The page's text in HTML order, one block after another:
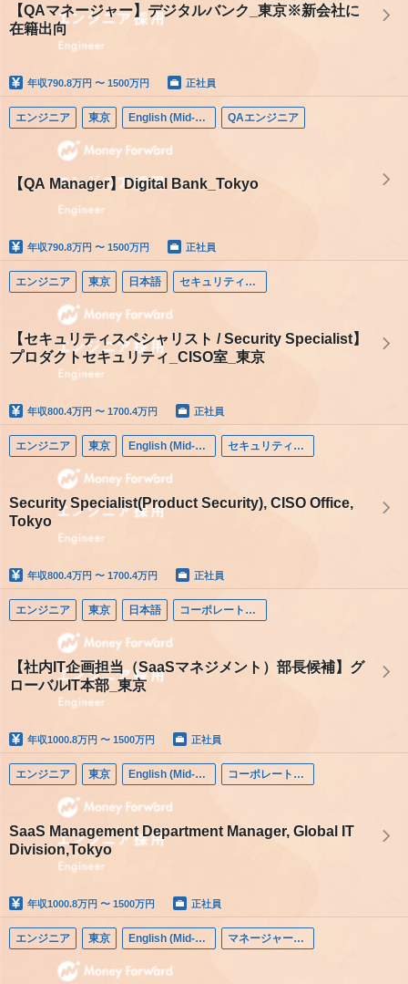
【QAマネージャー】デジタルバンク_東京※新会社に
在籍出向
年収790.8万円 〜 1500万円 正社員
エンジニア 東京 English (Mid-career) QAエンジニア
【QA Manager】Digital Bank_Tokyo
年収790.8万円 〜 1500万円 正社員
エンジニア 東京 日本語 セキュリティエンジニア
【セキュリティスペシャリスト / Security Specialist】
プロダクトセキュリティ_CISO室_東京
年収800.4万円 〜 1700.4万円 正社員
エンジニア 東京 English (Mid-career) セキュリティエンジニア
Security Specialist(Product Security), CISO Office,
Tokyo
年収800.4万円 〜 1700.4万円 正社員
エンジニア 東京 日本語 コーポレートエンジニア
【社内IT企画担当（SaaSマネジメント）部長候補】グ
ローバルIT本部_東京
年収1000.8万円 〜 1500万円 正社員
エンジニア 東京 English (Mid-career) コーポレートエンジニア
SaaS Management Department Manager, Global IT
Division,Tokyo
年収1000.8万円 〜 1500万円 正社員
エンジニア 東京 English (Mid-career) マネージャー（エンジニア）